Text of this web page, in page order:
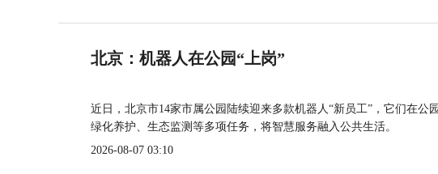
北京：机器人在公园“上岗”
近日，北京市14家市属公园陆续迎来多款机器人“新员工”，它们在
绿化养护、生态监测等多项任务，将智慧服务融入公共生活。
2026-08-07 03:10